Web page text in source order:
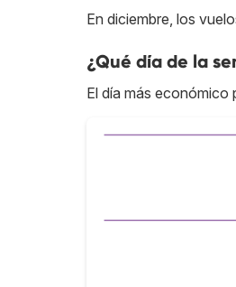
En diciembre, los
¿Qué día de la
El día más económico